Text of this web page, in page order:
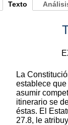
Texto
La
establece
asumir
itinerario se
éstas. El
27.8, le